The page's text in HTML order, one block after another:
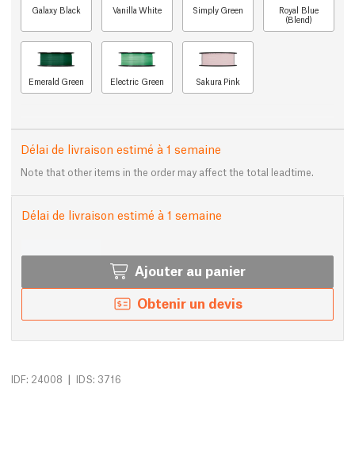
Galaxy Black Vanilla White Simply Green
Royal Blue
(Blend)
Emerald Green Electric Green Sakura Pink
Délai de livraison estimé à 1 semaine
Note that other items in the order may affect the total leadtime.
Délai de livraison estimé à 1 semaine
Ajouter au panier
Obtenir un devis
IDF: 24008 | IDS: 3716